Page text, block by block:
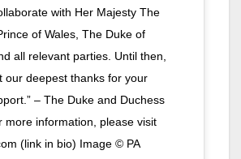
with Her Majesty The
of Wales, The Duke of
all relevant parties. Until then,
our deepest thanks for your
– The Duke and Duchess
more information, please visit
(link in bio) Image © PA